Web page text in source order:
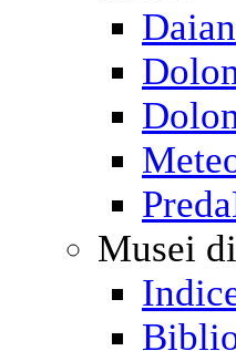
Musei